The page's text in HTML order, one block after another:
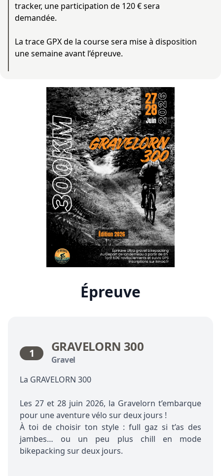
tracker, une participation de 120 € sera
demandée.
La trace GPX de la course sera mise à disposition
une semaine avant l’épreuve.
Épreuve
1 GRAVELORN 300
Gravel
La GRAVELORN 300
Les 27 et 28 juin 2026, la Gravelorn t’embarque
pour une aventure vélo sur deux jours !
À toi de choisir ton style : full gaz si t’as des
jambes… ou un peu plus chill en mode
bikepacking sur deux jours.